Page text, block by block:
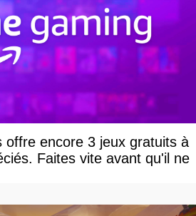
offre encore 3 jeux gratuits à
Faites vite avant qu'il ne